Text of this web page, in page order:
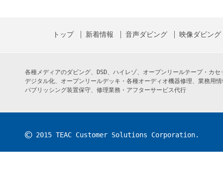
トップ 新着情報 音声ダビング 映像ダビング
各種メディアのダビング、DSD、ハイレゾ、オープンリールテープ・カ
デジタル化、オープンリールデッキ・各種オーディオ機器修理、業務用
パブリッシング装置保守、修理業務・アフターサービス代行
©2015 TEAC Customer Solutions Corporation.